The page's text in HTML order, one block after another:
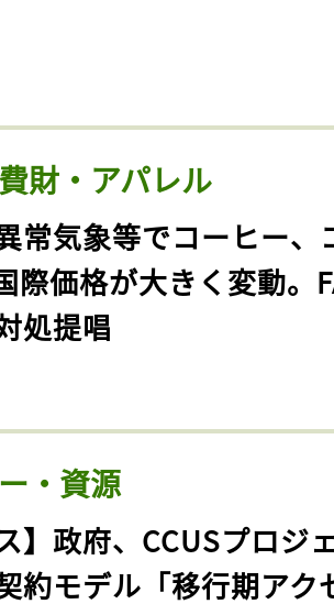
財・アパレル
常気象等でコーヒー、
際価格が大きく変動。
処提唱
・資源
】政府、CCUSプロジ
約モデル「移行期アク